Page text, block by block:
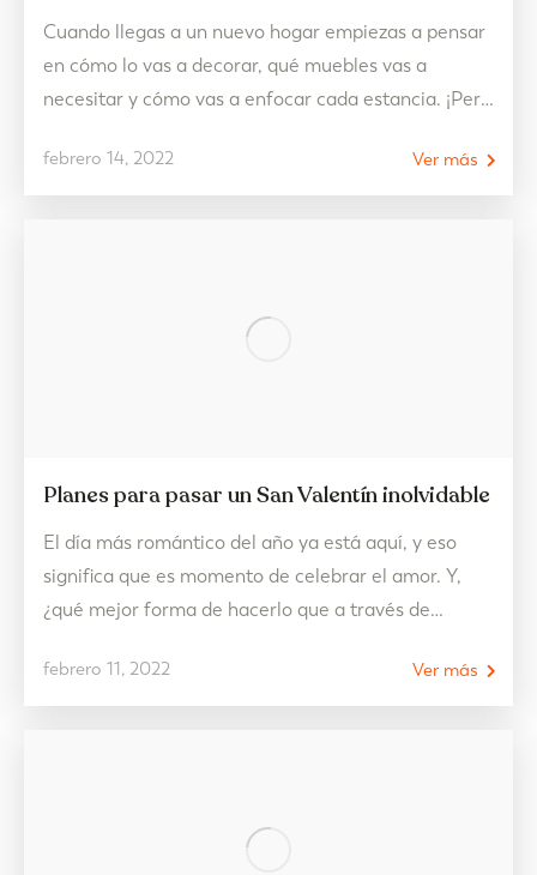
febrero 14, 2022
Cuando llegas a un nuevo hogar empiezas a pensar
en cómo lo vas a decorar, qué muebles vas a
necesitar y cómo vas a enfocar cada estancia. ¡Pero
siempre se dan de la mano por eso hay que dejar
reposar todo bien para conseguir crear…
Ver más
Planes para pasar un San Valentín inolvidable
febrero 11, 2022
El día más romántico del año ya está aquí, y eso
significa que es momento de celebrar el amor. Y,
¿qué mejor forma de hacerlo que a través de
bien, pero hacer cosas juntos son recuerdos para
disfrutar toda la vida. Así que no lo dudes y este
Ver más